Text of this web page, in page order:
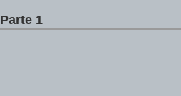
Parte 1